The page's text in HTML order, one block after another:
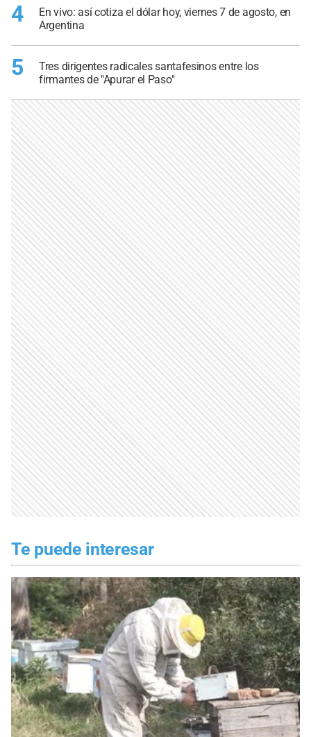
4
En vivo: así cotiza el dólar hoy, viernes 7 de agosto, en
Argentina
5
Tres dirigentes radicales santafesinos entre los
firmantes de "Apurar el Paso"
Te puede interesar